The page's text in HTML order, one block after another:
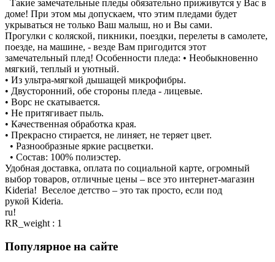
Такие замечательные пледы обязательно приживутся у Вас в
доме! При этом мы допускаем, что этим пледами будет
укрываться не только Ваш малыш, но и Вы сами.
Прогулки с коляской, пикники, поездки, перелеты в самолете,
поезде, на машине, - везде Вам пригодится этот
замечательный плед! Особенности пледа: • Необыкновенно
мягкий, теплый и уютный.
• Из ультра-мягкой дышащей микрофибры.
• Двусторонний, обе стороны пледа - лицевые.
• Ворс не скатывается.
• Не притягивает пыль.
• Качественная обработка края.
• Прекрасно стирается, не линяет, не теряет цвет.
• Разнообразные яркие расцветки.
• Состав: 100% полиэстер.
Удобная доставка, оплата по социальной карте, огромный
выбор товаров, отличные цены – все это интернет-магазин
Kideria! Веселое детство – это так просто, если под
рукой Kideria.
ru!
RR_weight : 1
Популярное на сайте